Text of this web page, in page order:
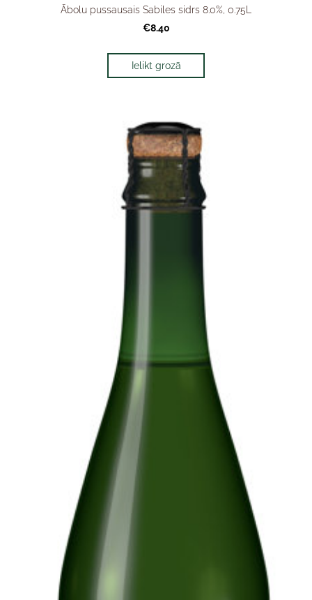
Ābolu pussausais Sabiles sidrs 8.0%, 0.75L
€8.40
Ielikt grozā